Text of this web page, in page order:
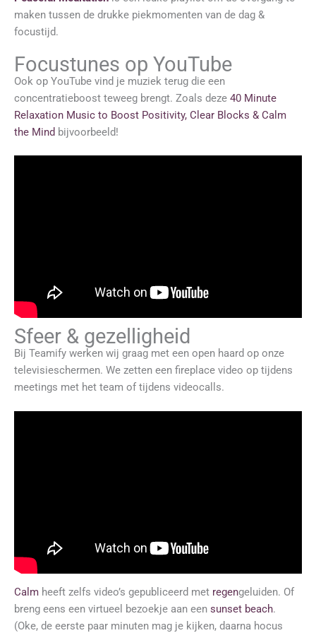
maken tussen de drukke piekmomenten van de dag &
focustijd.
Focustunes op YouTube
Ook op YouTube vind je muziek terug die een
concentratieboost teweeg brengt. Zoals deze 40 Minute
Relaxation Music to Boost Positivity, Clear Blocks & Calm
the Mind bijvoorbeeld!
Sfeer & gezelligheid
Bij Teamify werken wij graag met een open haard op onze
televisieschermen. We zetten een fireplace video op tijdens
meetings met het team of tijdens videocalls.
Calm heeft zelfs video’s gepubliceerd met regengeluiden. Of
breng eens een virtueel bezoekje aan een sunset beach.
(Oke, de eerste paar minuten mag je kijken, daarna hocus